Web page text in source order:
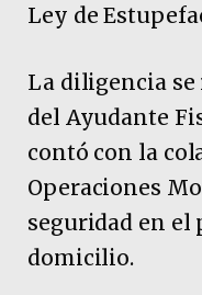
Ley de
La diligencia
del Ayudante
contó con la
Operaciones
seguridad en
domicilio.